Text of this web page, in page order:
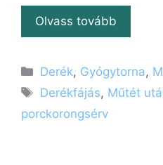
Olvass tovább
Kategória
Derék, Gyógytorna,
Címkék
Derékfájás, Műtét
porckorongsérv